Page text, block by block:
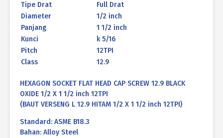
Tipe Drat
Full Drat
Diameter
1/2 inch
Panjang
1 1/2 inch
Kunci
k 5/16
Pitch
12TPI
Class
12.9
HEXAGON SOCKET FLAT HEAD CAP SCREW 12.9 BLACK
OXIDE 1/2 X 1 1/2 inch 12TPI
(BAUT VERSENG L 12.9 HITAM 1/2 X 1 1/2 inch 12TPI)
Standard: ASME B18.3
Bahan: Alloy Steel